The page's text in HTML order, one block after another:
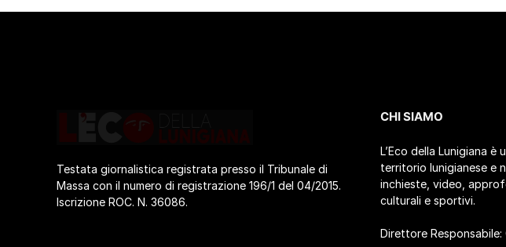
Testata giornalistica registrata presso il Tribunale di
Massa con il numero di registrazione 196/1 del 04/2015.
Iscrizione ROC. N. 36086.
CHI SIAMO
L’Eco della Lunigiana
territorio lunigianese e
inchieste, video,
culturali e sportivi.
Direttore Responsabile: